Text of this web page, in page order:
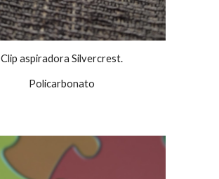
Clip aspiradora Silvercrest.
Policarbonato